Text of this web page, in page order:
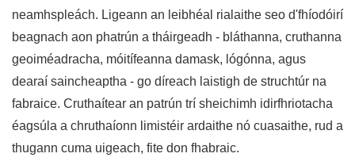
neamhspleách. Ligeann an leibhéal rialaithe seo d'fhíodóirí
beagnach aon phatrún a tháirgeadh - bláthanna, cruthanna
geoiméadracha, móitífeanna damask, lógónna, agus
dearaí saincheaptha - go díreach laistigh de struchtúr na
fabraice. Cruthaítear an patrún trí sheichimh idirfhriotacha
éagsúla a chruthaíonn limistéir ardaithe nó cuasaithe, rud a
thugann cuma uigeach, fite don fhabraic.